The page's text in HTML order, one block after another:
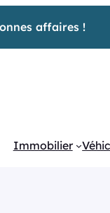
affaires !
Immobilier